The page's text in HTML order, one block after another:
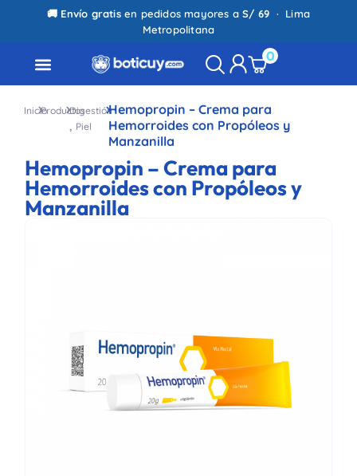
🚚 Envío gratisen pedidos mayores aS/ 69 · Lima
Metropolitana
0
InicioProductosDigestión
, Piel
Hemopropin – Crema para
Hemorroides con Propóleos y
Manzanilla
Hemopropin – Crema para
Hemorroides con Propóleos y
Manzanilla